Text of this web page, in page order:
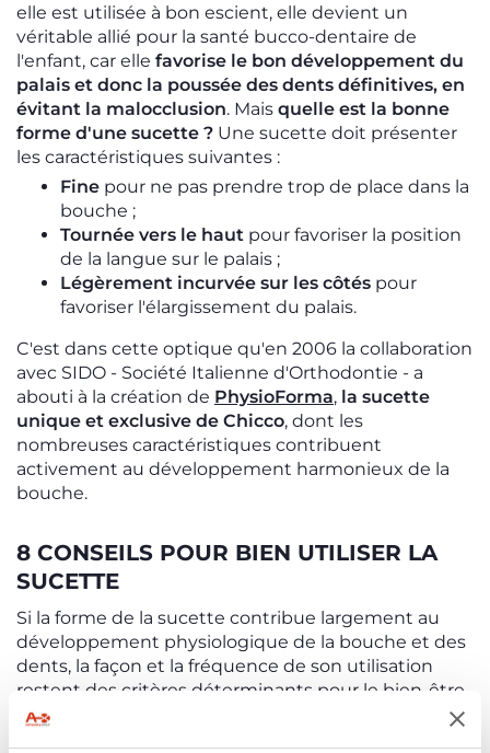
elle est utilisée à bon escient, elle devient un
véritable allié pour la santé bucco-dentaire de
l'enfant, car elle favorise le bon développement du
palais et donc la poussée des dents définitives, en
évitant la malocclusion. Mais quelle est la bonne
forme d'une sucette ? Une sucette doit présenter
les caractéristiques suivantes :
Fine pour ne pas prendre trop de place dans la
bouche ;
Tournée vers le haut pour favoriser la position
de la langue sur le palais ;
Légèrement incurvée sur les côtés pour
favoriser l'élargissement du palais.
C'est dans cette optique qu'en 2006 la collaboration
avec SIDO - Société Italienne d'Orthodontie - a
abouti à la création de PhysioForma, la sucette
unique et exclusive de Chicco, dont les
nombreuses caractéristiques contribuent
activement au développement harmonieux de la
bouche.
8 CONSEILS POUR BIEN UTILISER LA
SUCETTE
Si la forme de la sucette contribue largement au
développement physiologique de la bouche et des
dents, la façon et la fréquence de son utilisation
restent des critères déterminants pour le bien-être
général de bébé. Découvrez les
quelques conseils